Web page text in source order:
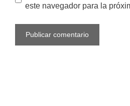
este navegador para la